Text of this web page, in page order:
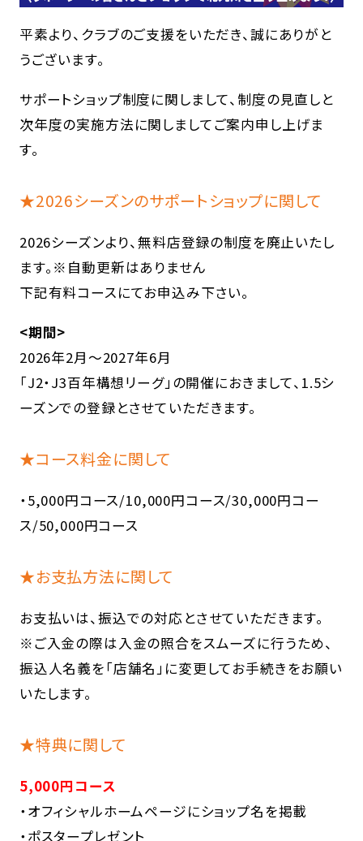
平素より、クラブのご支援をいただき、誠にありがと
うございます。
サポートショップ制度に関しまして、制度の見直しと
次年度の実施方法に関しましてご案内申し上げま
す。
★2026シーズンのサポートショップに関して
2026シーズンより、無料店登録の制度を廃止いたし
ます。※自動更新はありません
下記有料コースにてお申込み下さい。
<期間>
2026年2月～2027年6月
「J2・J3百年構想リーグ」の開催におきまして、1.5シ
ーズンでの登録とさせていただきます。
★コース料金に関して
・5,000円コース/10,000円コース/30,000円コー
ス/50,000円コース
★お支払方法に関して
お支払いは、振込での対応とさせていただきます。
※ご入金の際は入金の照合をスムーズに行うため、
振込人名義を「店舗名」に変更してお手続きをお願い
いたします。
★特典に関して
5,000円コース
・オフィシャルホームページにショップ名を掲載
・ポスタープレゼント